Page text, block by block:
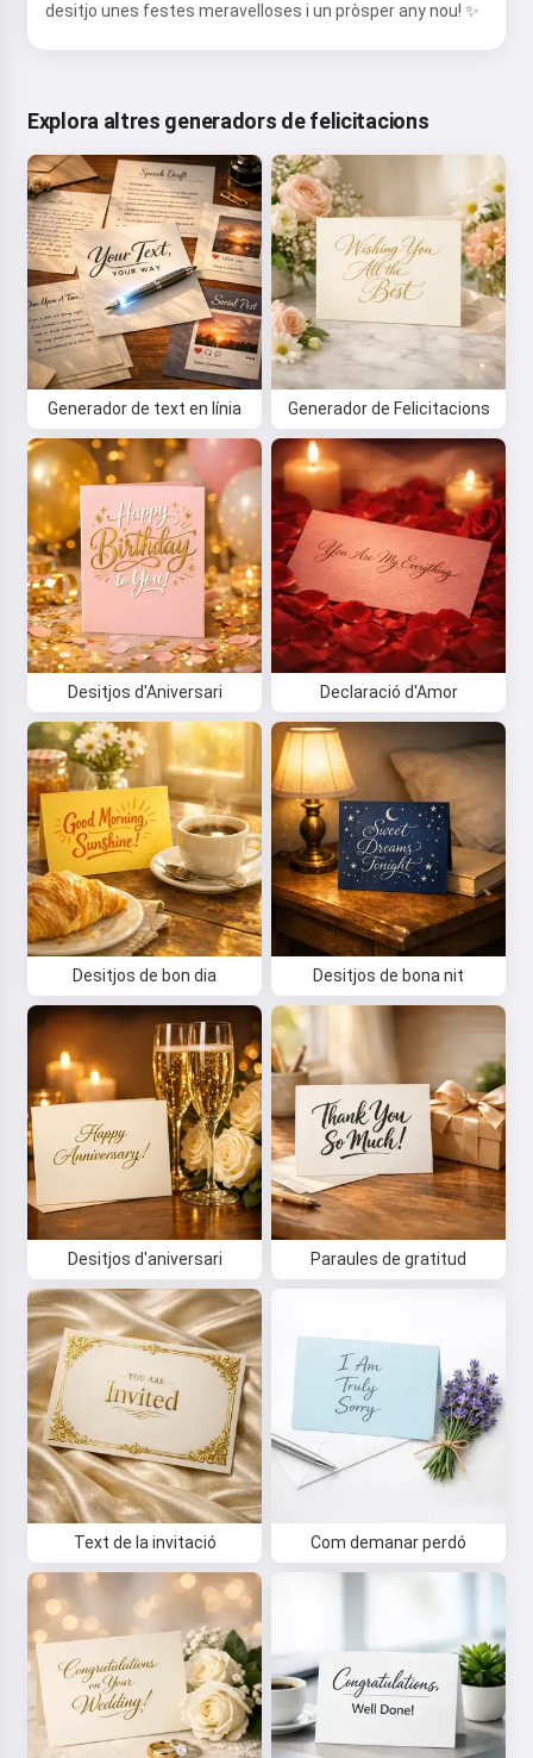
desitjo unes festes meravelloses i un pròsper any nou! ✨
Explora altres generadors de felicitacions
Generador de text en línia Generador de Felicitacions
Desitjos d'Aniversari Declaració d'Amor
Desitjos de bon dia Desitjos de bona nit
Desitjos d'aniversari Paraules de gratitud
Text de la invitació Com demanar perdó